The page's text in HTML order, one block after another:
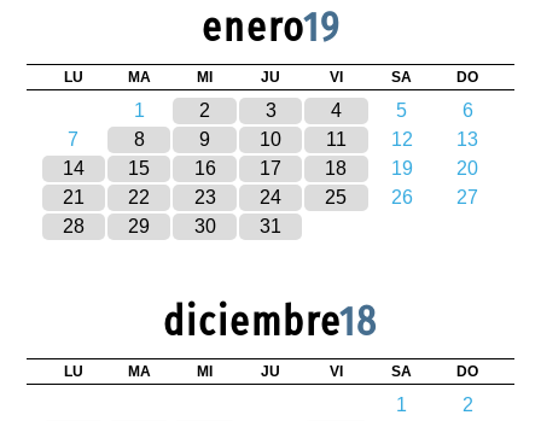
enero19
LU MA MI JU VI SA DO
1 2 3 4 5
6
7
8 9 10 11 12
13
14
15 16 17 18 19
20
21
22 23 24 25 26
27
28
29 30 31
diciembre18
LU MA MI JU VI SA DO
1
2